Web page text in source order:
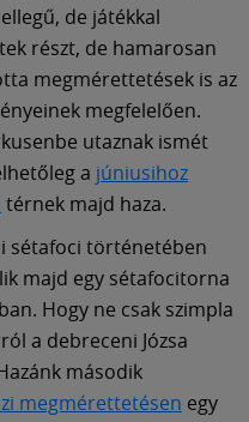
de játékkal
részt, de hamarosan
megmérettetések is az
megfelelően.
utaznak ismét
a júniusihoz
térnek majd haza.
sétafoci történetében
majd egy sétafocitorna
Hogy ne csak szimpla
a debreceni Józsa
második
megmérettetésen egy